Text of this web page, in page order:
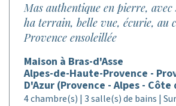
Mas authentique en pierre, avec
ha terrain, belle vue, écurie, au
Provence ensoleillée
Maison à Bras-d'Asse
Alpes-de-Haute-Provence -
D'Azur (Provence - Alpes - Côte
4 chambre(s) | 3 salle(s) de bains |